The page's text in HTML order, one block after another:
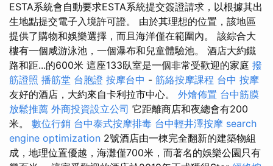
ESTA系統會自動要求ESTA系統提交簽證請求，以根據其出
生地點提交電子入境許可證。 由於其理想的位置，該地區
提供了購物和娛樂選擇，而且海洋僅在範圍內。 該綜合大
樓有一個咸游泳池，一個瀑布和兒童體驗池。 酒店大約鐵
路和距...的600米 這座133臥室是一個非常受歡迎的家庭 撥
筋證照 播筋堂 台胞證 按摩台中 - 筋絡按摩課程 台中 按摩
友好的酒店，大約來自卡利拉市中心。 外燴佈置 台中筋膜
放鬆推薦 外商投資設立公司 它距離商店和夜總會有200
米。 數位行銷 台中泰式按摩排毒 台中輕井澤按摩 search
engine optimization 2號酒店由一棟完全翻新的建築物組
成，地理位置優越，海灘僅700米，而著名的娛樂公園只有